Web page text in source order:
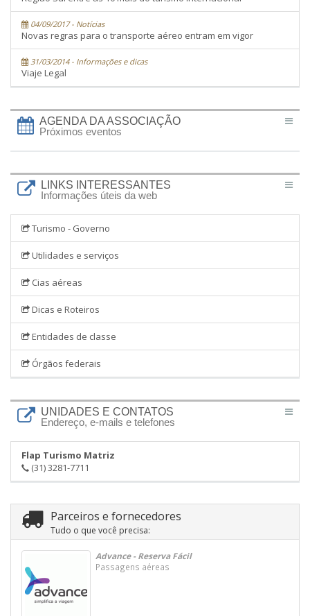
04/09/2017 - Notícias
Novas regras para o transporte aéreo entram em vigor
31/03/2014 - Informações e dicas
Viaje Legal
AGENDA DA ASSOCIAÇÃO
Próximos eventos
LINKS INTERESSANTES
Informações úteis da web
Turismo - Governo
Utilidades e serviços
Cias aéreas
Dicas e Roteiros
Entidades de classe
Órgãos federais
UNIDADES E CONTATOS
Endereço, e-mails e telefones
Flap Turismo Matriz
(31) 3281-7711
Parceiros e fornecedores
Tudo o que você precisa:
Advance - Reserva Fácil
Passagens aéreas